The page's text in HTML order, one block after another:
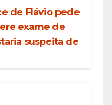
de Flávio pede
exame de
suspeita de